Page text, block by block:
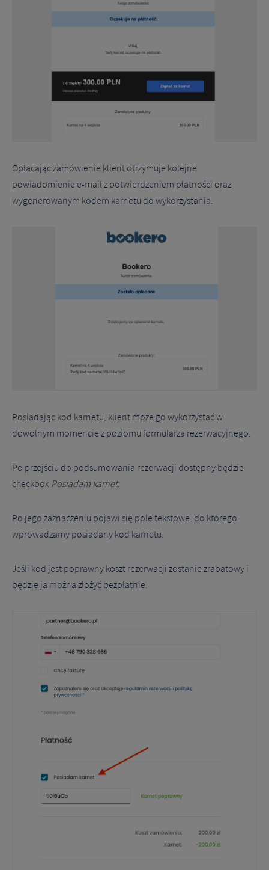
Opłacając zamówienie klient otrzymuje kolejne
powiadomienie e-mail z potwierdzeniem płatności oraz
wygenerowanym kodem karnetu do wykorzystania.
Posiadając kod karnetu, klient może go wykorzystać w
dowolnym momencie z poziomu formularza rezerwacyjnego.
Po przejściu do podsumowania rezerwacji dostępny będzie
checkbox Posiadam karnet.
Po jego zaznaczeniu pojawi się pole tekstowe, do którego
wprowadzamy posiadany kod karnetu.
Jeśli kod jest poprawny koszt rezerwacji zostanie zrabatowy i
będzie ja można złożyć bezpłatnie.